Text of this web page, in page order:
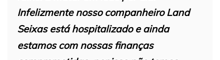
Infelizmente nosso companheiro Land
Seixas está hospitalizado e ainda
estamos com nossas finanças